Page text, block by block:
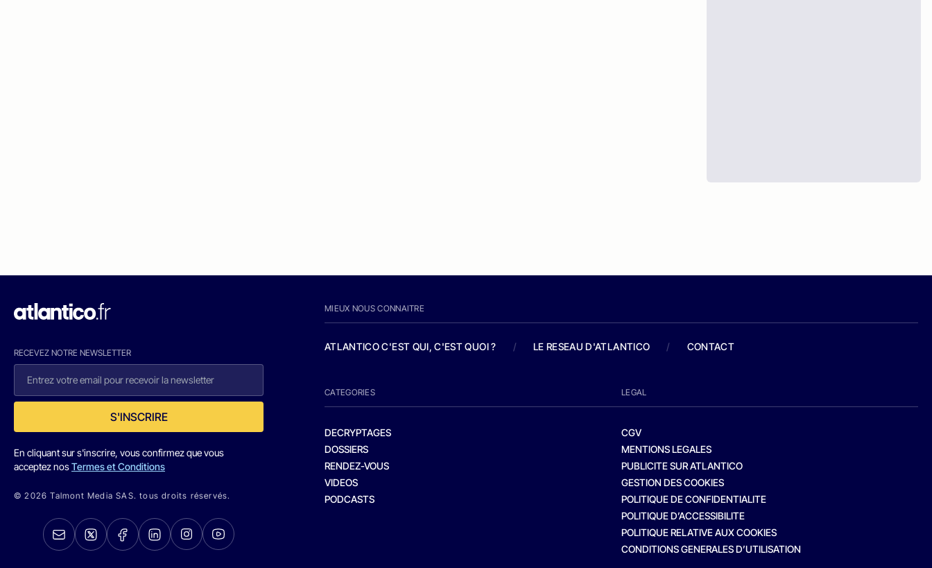
RECEVEZ NOTRE NEWSLETTER
S'INSCRIRE
En cliquant sur s'inscrire, vous confirmez que vous
acceptez nosTermes et Conditions
© 2026 Talmont Media SAS. tous droits réservés.
MIEUX NOUS CONNAITRE
ATLANTICO C'EST QUI, C'EST QUOI ? / LE RESEAU D'ATLANTICO / CONTACT
CATEGORIES
DECRYPTAGES
DOSSIERS
RENDEZ-VOUS
VIDEOS
PODCASTS
LEGAL
CGV
MENTIONS LEGALES
PUBLICITE SUR ATLANTICO
GESTION DES COOKIES
POLITIQUE DE CONFIDENTIALITE
POLITIQUE D’ACCESSIBILITE
POLITIQUE RELATIVE AUX COOKIES
CONDITIONS GENERALES D’UTILISATION